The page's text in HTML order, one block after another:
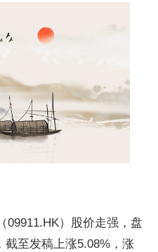
09911.HK）股价走强，盘
截至发稿上涨5.08%，涨